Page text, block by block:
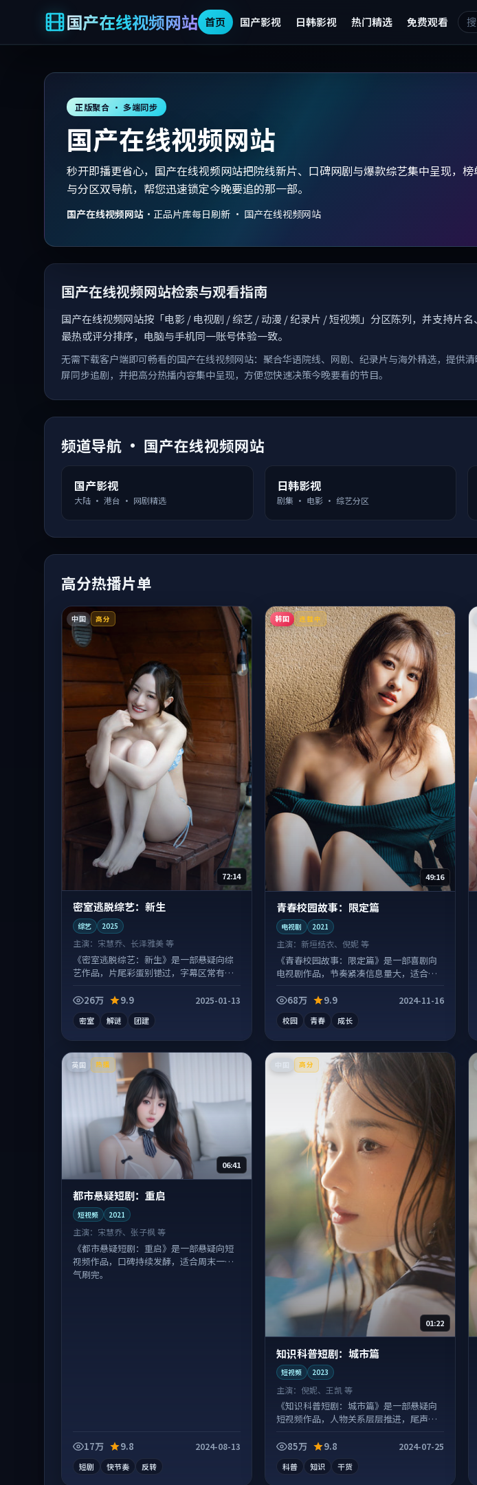
国产在线视频网站 首页 国产影视 日韩影视 热门精选 免费观看
正版聚合 · 多端同步
国产在线视频网站
秒开即播更省心，国产在线视频网站把院线新片、口碑网剧与爆款综艺集中呈现，榜
与分区双导航，帮您迅速锁定今晚要追的那一部。
国产在线视频网站 · 正品片库每日刷新 · 国产在线视频网站
国产在线视频网站检索与观看指南
国产在线视频网站按「电影 / 电视剧 / 综艺 / 动漫 / 纪录片 / 短视频」分区陈列，并支持片
最热或评分排序，电脑与手机同一账号体验一致。
无需下载客户端即可畅看的国产在线视频网站：聚合华语院线、网剧、纪录片与海外精选，提供
屏同步追剧，并把高分热播内容集中呈现，方便您快速决策今晚要看的节目。
频道导航 · 国产在线视频网站
国产影视
大陆 · 港台 · 网剧精选
日韩影视
剧集 · 电影 · 综艺分区
高分热播片单
中国 高分
72:14
密室逃脱综艺：新生
综艺 2025
主演： 宋慧乔、长泽雅美 等
《密室逃脱综艺：新生》是一部悬疑向综
艺作品，片尾彩蛋别错过，字幕区常有惊
26万
9.9 2025-01-13
密室 解谜 团建
韩国 连载中
49:16
青春校园故事：限定篇
电视剧 2021
主演：新垣结衣、倪妮 等
《青春校园故事：限定篇》是一部喜剧向
电视剧作品，节奏紧凑信息量大，适合沉
68万
9.9 2024-11-16
校园 青春 成长
英国 热播
06:41
都市悬疑短剧：重启
短视频 2021
主演： 宋慧乔、张子枫 等
《都市悬疑短剧：重启》是一部悬疑向短
视频作品，口碑持续发酵，适合周末一口
气刷完。
17万 9.8 2024-08-13
短剧 快节奏 反转
高分
01:22
知识科普短剧：城市篇
短视频 2023
主演：倪妮、王凯 等
《知识科普短剧：城市篇》是一部悬疑向
短视频作品，人物关系层层推进，尾声常
85万
9.8 2024-07-25
科普 知识 干货